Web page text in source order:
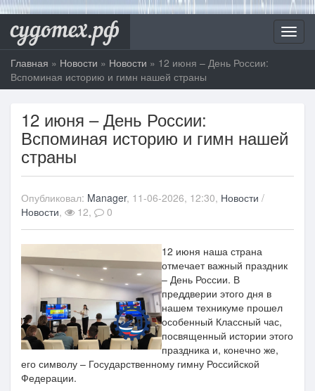
судотех.рф
Главная » Новости » Новости » 12 июня – День России:
Вспоминая историю и гимн нашей страны
12 июня – День России:
Вспоминая историю и гимн нашей
страны
Опубликовал: Manager, 11-06-2026, 12:30, Новости /
Новости, 12, 0
12 июня наша страна
отмечает важный праздник
– День России. В
преддверии этого дня в
нашем техникуме прошел
особенный Классный час,
посвященный истории этого
праздника и, конечно же,
его символу – Государственному гимну Российской
Федерации.